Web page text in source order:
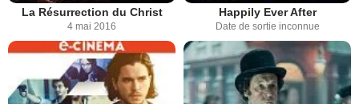
La Résurrection du Christ
4 mai 2016
Happily Ever After
Date de sortie inconnue